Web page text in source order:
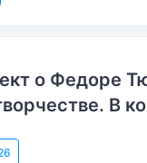
о Федоре
В